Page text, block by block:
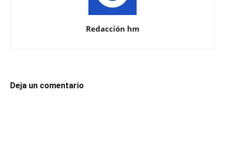
Redacción hm
Deja un comentario